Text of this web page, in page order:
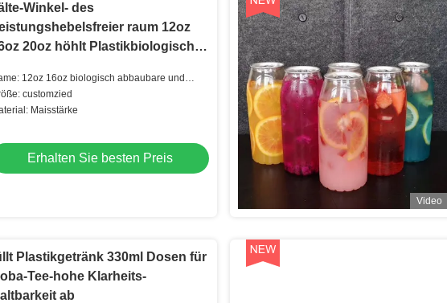
Winkel- des
raum 12oz
20oz höhlt Plastikbiologisch
12oz 16oz biologisch abbaubare und
Winkels des Leistungshebels
Plastikschalen 2
customzied
Maisstärke
Erhalten Sie besten Preis
Video
Plastikgetränk 330ml Dosen für
Tee-hohe Klarheits-
ab